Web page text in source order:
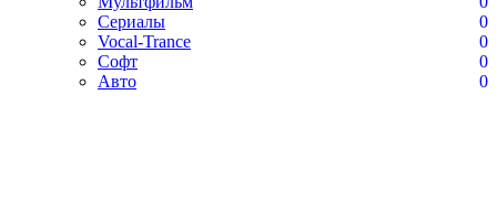
Сериалы
0
Vocal-Trance
0
Софт
0
Авто
0